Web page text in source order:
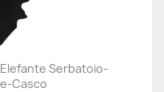
Elefante Serbatoio-
Casco